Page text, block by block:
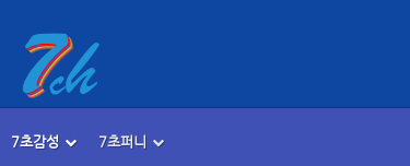
7초감성 7초퍼니